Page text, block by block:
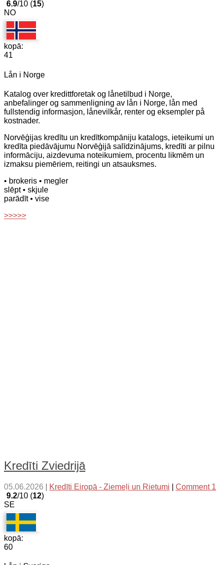
6.9/10 (15)
NO
kopā:
41
Lån i Norge
Katalog over kredittforetak og lånetilbud i Norge,
anbefalinger og sammenligning av lån i Norge, lån med
fullstendig informasjon, lånevilkår, renter og eksempler på
kostnader.
Norvēģijas kredītu un kredītkompāniju katalogs, ieteikumi un
kredīta piedāvājumu Norvēģijā salīdzinājums, kredīti ar pilnu
informāciju, aizdevuma noteikumiem, procentu likmēm un
izmaksu piemēriem, reitingi un atsauksmes.
• brokeris • megler
slēpt• skjule
parādīt• vise
>>>>>
Kredīti Zviedrijā
05.06.2026 Kredīti Eiropā - Ziemeļi un Rietumi
Comment 1
9.2/10 (12)
SE
kopā:
60